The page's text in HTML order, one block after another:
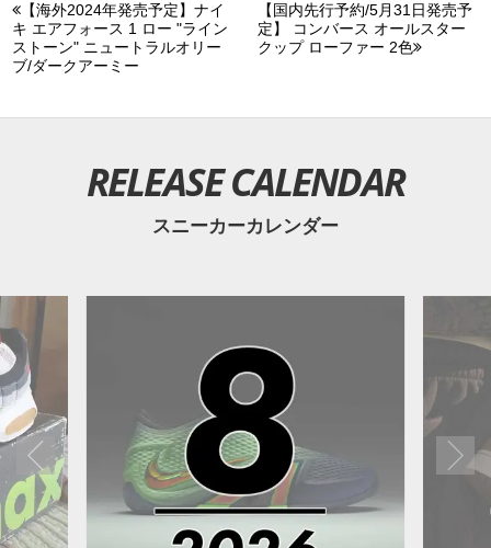
【海外2024年発売予定】ナイ
キ エアフォース 1 ロー "ライン
ストーン" ニュートラルオリー
ブ/ダークアーミー
【国内先行予約/5月31日発売予
定】 コンバース オールスター
クップ ローファー 2色
RELEASE CALENDAR
スニーカーカレンダー